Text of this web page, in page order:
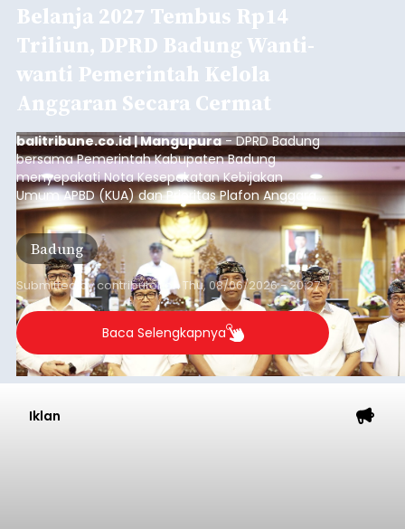
Belanja 2027 Tembus Rp14
Triliun, DPRD Badung Wanti-
wanti Pemerintah Kelola
Anggaran Secara Cermat
balitribune.co.id | Mangupura- DPRD Badung
bersama Pemerintah Kabupaten Badung
menyepakati Nota Kesepakatan Kebijakan
Umum APBD (KUA) dan Prioritas Plafon Anggaran
Sementara (PPAS) Tahun Anggaran 2027 dalam
rapat paripurna yang digelar di Gedung DPRD
Badung, Kamis (6/8/2026).
Badung
Submitted bycontributor onThu, 08/06/2026 - 20:27
Baca Selengkapnya
Iklan